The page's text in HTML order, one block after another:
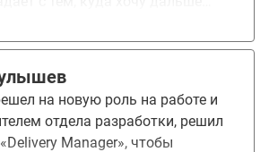
Практикующие преподаватели –
материал, охотно делятся
из личного опыта.
вовлекают учеников в
учеба идет нескучно.
на новую роль на работе и
отдела разработки, решил
Manager», чтобы